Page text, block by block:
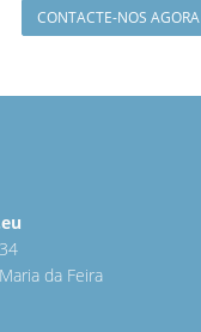
CONTACTE-NOS AGORA
da Feira